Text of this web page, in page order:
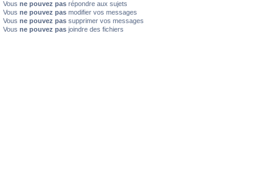
Vous ne pouvez pas répondre aux sujets
Vous ne pouvez pas modifier vos messages
Vous ne pouvez pas supprimer vos messages
Vous ne pouvez pas joindre des fichiers